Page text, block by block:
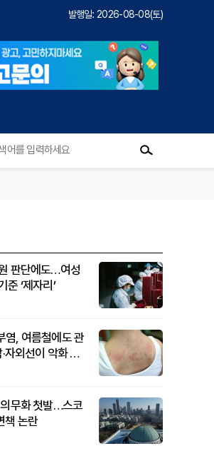
발행일: 2026-08-08(토)
판단에도…여성
준 ‘제자리’
염, 여름철에도 관
자외선이 악화 요
무화 첫발…스코
책 논란